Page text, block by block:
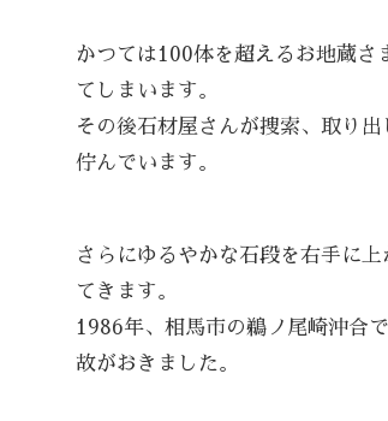
かつては100体を超えるお地蔵さ
てしまいます。
その後石材屋さんが捜索、取り
佇んでいます。
さらにゆるやかな石段を右手に
てきます。
1986年、相馬市の鵜ノ尾崎沖合
故がおきました。